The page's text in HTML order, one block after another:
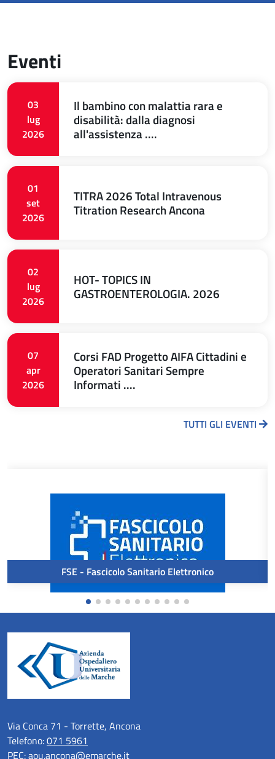
Eventi
03
lug
2026
Il bambino con malattia rara e
disabilità: dalla diagnosi
all'assistenza ....
01
set
2026
TITRA 2026 Total Intravenous
Titration Research Ancona
02
lug
2026
HOT- TOPICS IN
GASTROENTEROLOGIA. 2026
07
apr
2026
Corsi FAD Progetto AIFA Cittadini e
Operatori Sanitari Sempre
Informati ....
TUTTI GLI EVENTI
FSE - Fascicolo Sanitario Elettronico
Via Conca 71 - Torrette, Ancona
Telefono:071 5961
PEC:aou.ancona@emarche.it